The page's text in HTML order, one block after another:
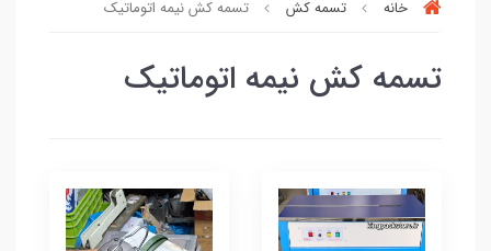
خانه تسمه کش تسمه کش نیمه اتوماتیک
تسمه کش نیمه اتوماتیک